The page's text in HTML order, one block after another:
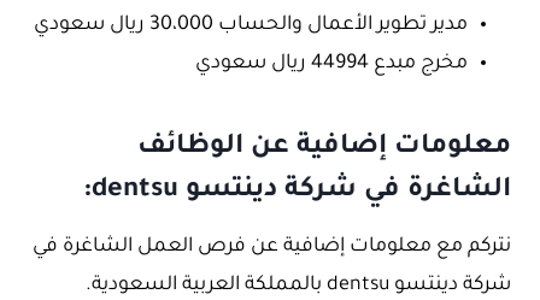
مدير تطوير الأعمال والحساب 30،000 ريال سعودي
مخرج مبدع 44994 ريال سعودي
معلومات إضافية عن الوظائف
الشاغرة في شركة دينتسو dentsu:
نتركم مع معلومات إضافية عن فرص العمل الشاغرة في
شركة دينتسو dentsu بالمملكة العربية السعودية.